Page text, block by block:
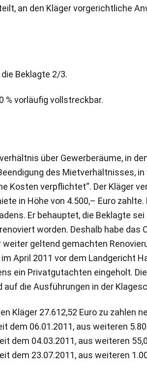
an den Kläger vorgerichtliche
Beklagte 2/3.
% vorläufig vollstreckbar.
über Gewerberäume, in
des Mietverhältnisses,
verpflichtet“. Der Kläger
in Höhe von 4.500,– Euro
Er behauptet, die Beklagte
worden. Deshalb habe das
geltend gemachten
April 2011 vor dem Landgericht
ein Privatgutachten eingeholt.
die Ausführungen in der
Kläger 27.612,52 Euro zu zahlen
dem 06.01.2011, aus weiteren
dem 04.03.2011, aus weiteren
dem 23.07.2011, aus weiteren